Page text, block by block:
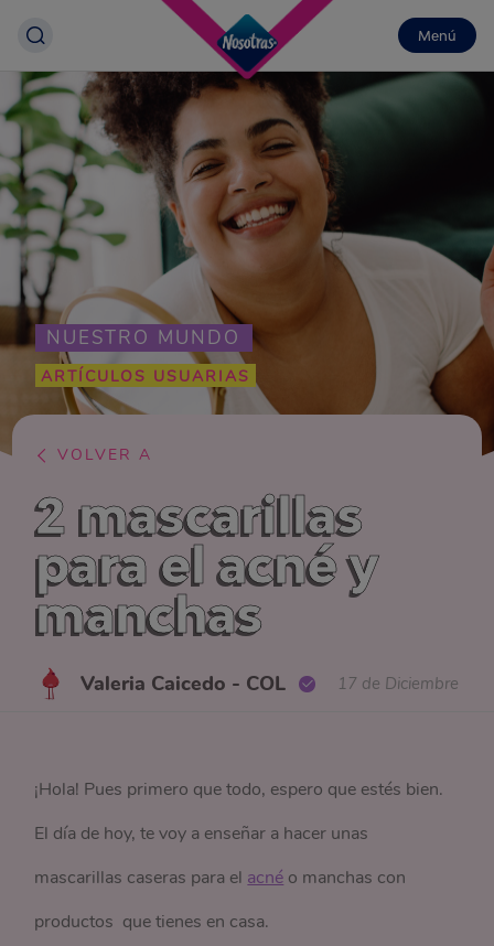
Menú
NUESTRO MUNDO
ARTÍCULOS USUARIAS
VOLVER A
2 mascarillas
para el acné y
manchas
Valeria Caicedo - COL 17 de Diciembre
¡Hola! Pues primero que todo, espero que estés bien.
El día de hoy, te voy a enseñar a hacer unas
mascarillas caseras para el acné o manchas con
productos que tienes en casa.